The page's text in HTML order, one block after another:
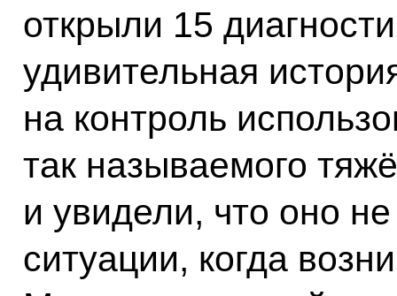
открыли 15
удивительная
на контроль
так называемого
и увидели, что оно
ситуации, когда